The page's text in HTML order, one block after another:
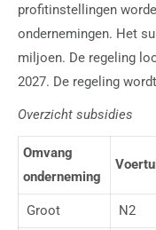
profitinstellingen
ondernemingen. Het
miljoen. De regeling
2027. De regeling
Overzicht subsidies
Omvang
onderneming
Groot N2